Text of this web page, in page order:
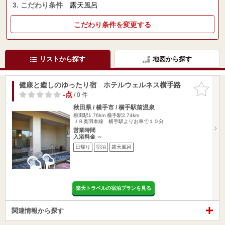
3. こだわり条件 露天風呂
こだわり条件を変更する
リストから探す 地図から探す
お気に入
りに追加
健康と癒しのゆったり宿 ホテルウェルネス横手路
-点/ 0 件
秋田県 / 横手市 / 横手駅前温泉
柳田駅1.76km 横手駅2.74km
ＪＲ奥羽本線 横手駅よりお車で１０分
営業時間
入浴料金 ～
日帰り 宿泊 露天風呂
楽天トラベルの宿泊プランを見る
関連情報から探す